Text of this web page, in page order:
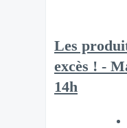
Les
excès ! -
14h